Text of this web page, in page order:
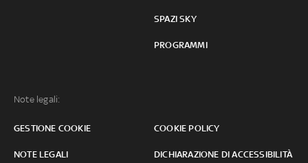
SPAZI SKY
PROGRAMMI
Note legali:
GESTIONE COOKIE COOKIE POLICY
NOTE LEGALI DICHIARAZIONE DI ACCESSIBILITÀ